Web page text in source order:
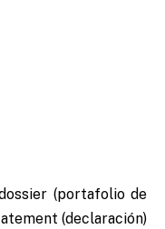
(portafolio de
(declaración)